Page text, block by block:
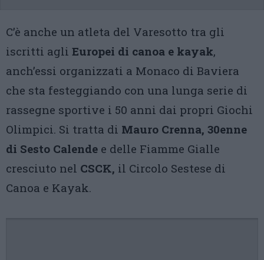
C’è anche un atleta del Varesotto tra gli
iscritti agli Europei di canoa e kayak,
anch’essi organizzati a Monaco di Baviera
che sta festeggiando con una lunga serie di
rassegne sportive i 50 anni dai propri Giochi
Olimpici. Si tratta di Mauro Crenna, 30enne
di Sesto Calende e delle Fiamme Gialle
cresciuto nel CSCK, il Circolo Sestese di
Canoa e Kayak.